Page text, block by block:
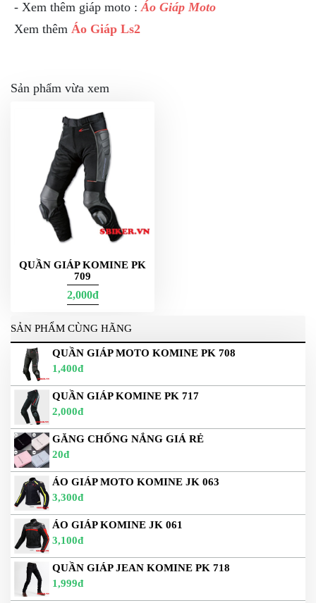
NGHE
GẮN
BỘ
KIỆN
MOTOWOLF
ĐIỆN
THOẠI
PHỤ
KIỆN
PHƯỢT
ĐỒ
CHƠI
MOTO
PHỤ
KIỆN
MBIKER
HCM
SẢN
PHẨM
MỚI
BLOG
PHƯỢT
LIÊN
- Xem thêm giáp moto :Áo Giáp Moto
Xem thêm Áo Giáp Ls2
Sản phẩm vừa xem
QUẦN GIÁP KOMINE PK
709
2,000đ
SẢN PHẨM CÙNG HÃNG
QUẦN GIÁP MOTO KOMINE PK 708
1,400đ
QUẦN GIÁP KOMINE PK 717
2,000đ
GĂNG CHỐNG NẮNG GIÁ RẺ
20đ
ÁO GIÁP MOTO KOMINE JK 063
3,300đ
ÁO GIÁP KOMINE JK 061
3,100đ
QUẦN GIÁP JEAN KOMINE PK 718
1,999đ